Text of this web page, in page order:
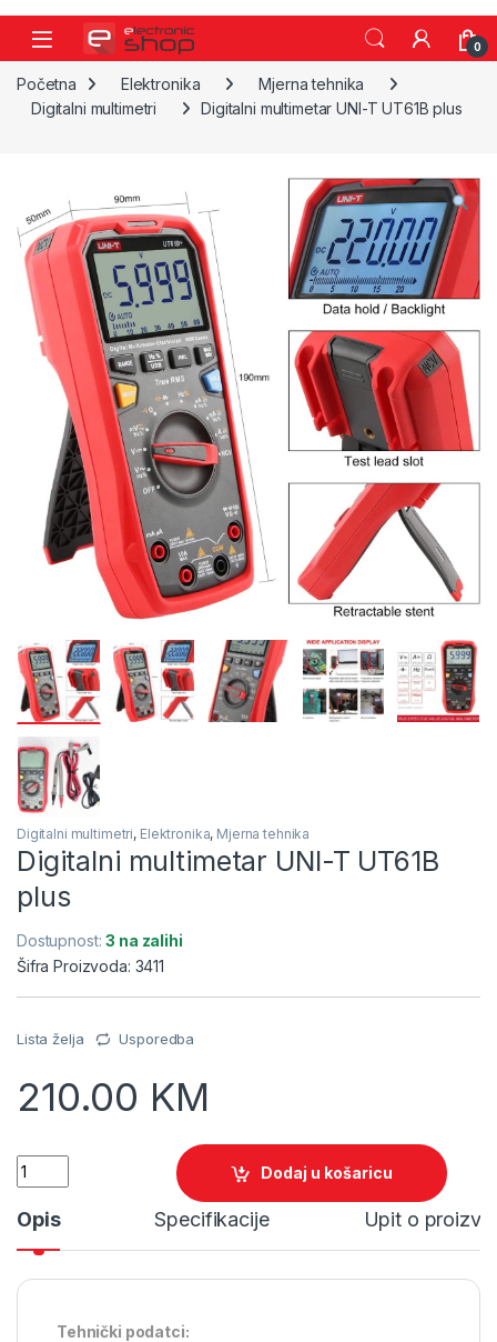
Skip to navigation
Skip to content
0
Početna Elektronika
Mjerna tehnika
Digitalni multimetri
Digitalni multimetar UNI-T UT61B plus
Digitalni multimetri, Elektronika, Mjerna tehnika
Digitalni multimetar UNI-T UT61B
plus
Dostupnost:3 na zalihi
Šifra Proizvoda: 3411
Lista želja Usporedba
210.00 KM
Quantity
Dodaj u košaricu
Opis Specifikacije Upit o
Tehnički podatci: